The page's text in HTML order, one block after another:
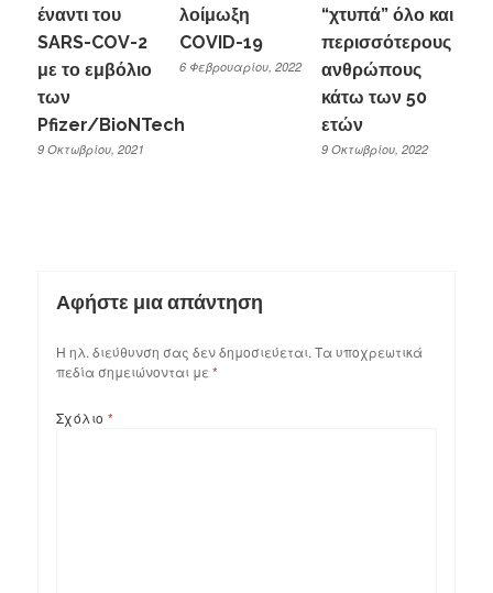
έναντι του
SARS-COV-2
με το εμβόλιο
των
Pfizer/BioNTech
9 Οκτωβρίου, 2021
λοίμωξη
COVID-19
6 Φεβρουαρίου, 2022
“χτυπά” όλο και
περισσότερους
ανθρώπους
κάτω των 50
ετών
9 Οκτωβρίου, 2022
Αφήστε μια απάντηση
Η ηλ. διεύθυνση σας δεν δημοσιεύεται. Τα υποχρεωτικά
πεδία σημειώνονται με *
Σχόλιο *